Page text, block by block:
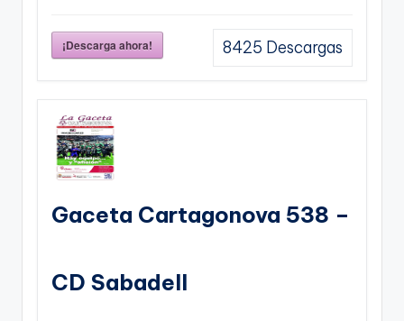
¡Descarga ahora! 8425 Descargas
Gaceta Cartagonova 538 –
CD Sabadell